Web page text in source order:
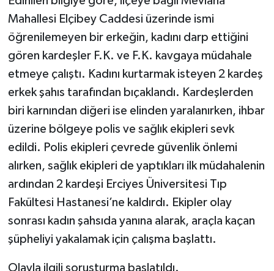
Mahallesi Elçibey Caddesi üzerinde ismi
öğrenilemeyen bir erkeğin, kadını darp ettiğini
gören kardeşler F.K. ve F.K. kavgaya müdahale
etmeye çalıştı. Kadını kurtarmak isteyen 2 kardeş
erkek şahıs tarafından bıçaklandı. Kardeşlerden
biri karnından diğeri ise elinden yaralanırken, ihbar
üzerine bölgeye polis ve sağlık ekipleri sevk
edildi. Polis ekipleri çevrede güvenlik önlemi
alırken, sağlık ekipleri de yaptıkları ilk müdahalenin
ardından 2 kardeşi Erciyes Üniversitesi Tıp
Fakültesi Hastanesi’ne kaldırdı. Ekipler olay
sonrası kadın şahsıda yanına alarak, araçla kaçan
şüpheliyi yakalamak için çalışma başlattı.
Olayla ilgili soruşturma başlatıldı.